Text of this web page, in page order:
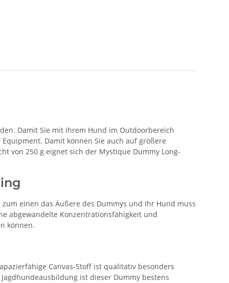
Damit Sie mit Ihrem Hund im Outdoorbereich
Damit können Sie auch auf größere
von 250 g eignet sich der Mystique Dummy Long-
einen das Äußere des Dummys und Ihr Hund muss
abgewandelte Konzentrationsfähigkeit und
können.
Canvas-Stoff ist qualitativ besonders
ist dieser Dummy bestens